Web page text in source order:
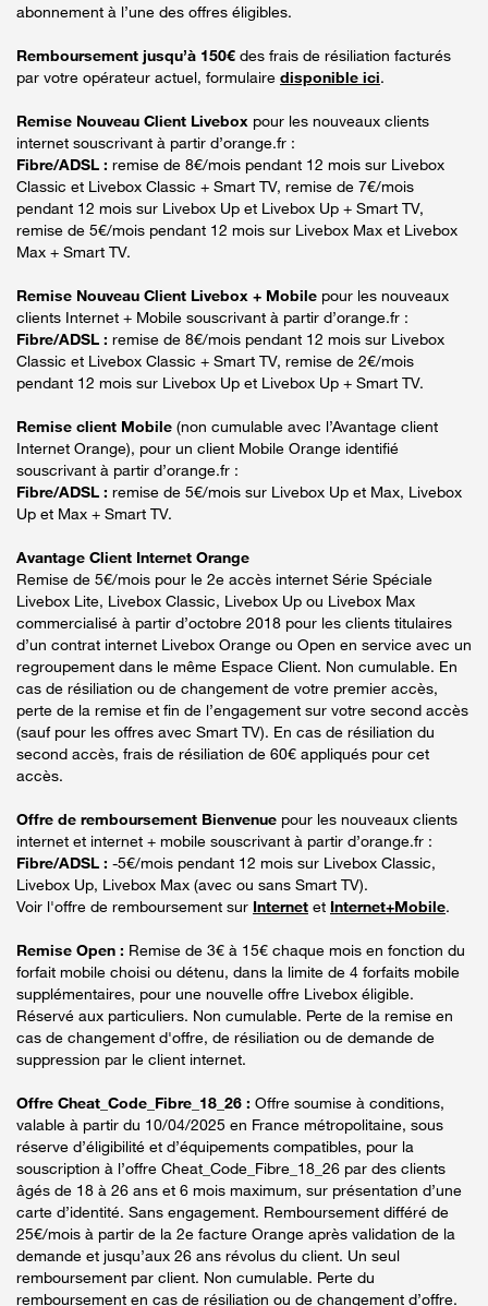
abonnement à l’une des offres éligibles.
Remboursement jusqu’à 150€ des frais de résiliation facturés
par votre opérateur actuel, formulaire disponible ici.
Remise Nouveau Client Livebox pour les nouveaux clients
internet souscrivant à partir d’orange.fr :
Fibre/ADSL : remise de 8€/mois pendant 12 mois sur Livebox
Classic et Livebox Classic + Smart TV, remise de 7€/mois
pendant 12 mois sur Livebox Up et Livebox Up + Smart TV,
remise de 5€/mois pendant 12 mois sur Livebox Max et Livebox
Max + Smart TV.
Remise Nouveau Client Livebox + Mobile pour les nouveaux
clients Internet + Mobile souscrivant à partir d’orange.fr :
Fibre/ADSL : remise de 8€/mois pendant 12 mois sur Livebox
Classic et Livebox Classic + Smart TV, remise de 2€/mois
pendant 12 mois sur Livebox Up et Livebox Up + Smart TV.
Remise client Mobile (non cumulable avec l’Avantage client
Internet Orange), pour un client Mobile Orange identifié
souscrivant à partir d’orange.fr :
Fibre/ADSL : remise de 5€/mois sur Livebox Up et Max, Livebox
Up et Max + Smart TV.
Avantage Client Internet Orange
Remise de 5€/mois pour le 2e accès internet Série Spéciale
Livebox Lite, Livebox Classic, Livebox Up ou Livebox Max
commercialisé à partir d’octobre 2018 pour les clients titulaires
d’un contrat internet Livebox Orange ou Open en service avec un
regroupement dans le même Espace Client. Non cumulable. En
cas de résiliation ou de changement de votre premier accès,
perte de la remise et fin de l’engagement sur votre second accès
(sauf pour les offres avec Smart TV). En cas de résiliation du
second accès, frais de résiliation de 60€ appliqués pour cet
accès.
Offre de remboursement Bienvenue pour les nouveaux clients
internet et internet + mobile souscrivant à partir d’orange.fr :
Fibre/ADSL : -5€/mois pendant 12 mois sur Livebox Classic,
Livebox Up, Livebox Max (avec ou sans Smart TV).
Voir l'offre de remboursement sur Internet et Internet+Mobile.
Remise Open : Remise de 3€ à 15€ chaque mois en fonction du
forfait mobile choisi ou détenu, dans la limite de 4 forfaits mobile
supplémentaires, pour une nouvelle offre Livebox éligible.
Réservé aux particuliers. Non cumulable. Perte de la remise en
cas de changement d'offre, de résiliation ou de demande de
suppression par le client internet.
Offre Cheat_Code_Fibre_18_26 : Offre soumise à conditions,
valable à partir du 10/04/2025 en France métropolitaine, sous
réserve d’éligibilité et d’équipements compatibles, pour la
souscription à l’offre Cheat_Code_Fibre_18_26 par des clients
âgés de 18 à 26 ans et 6 mois maximum, sur présentation d’une
carte d’identité. Sans engagement. Remboursement différé de
25€/mois à partir de la 2e facture Orange après validation de la
demande et jusqu’aux 26 ans révolus du client. Un seul
remboursement par client. Non cumulable. Perte du
remboursement en cas de résiliation ou de changement d’offre.